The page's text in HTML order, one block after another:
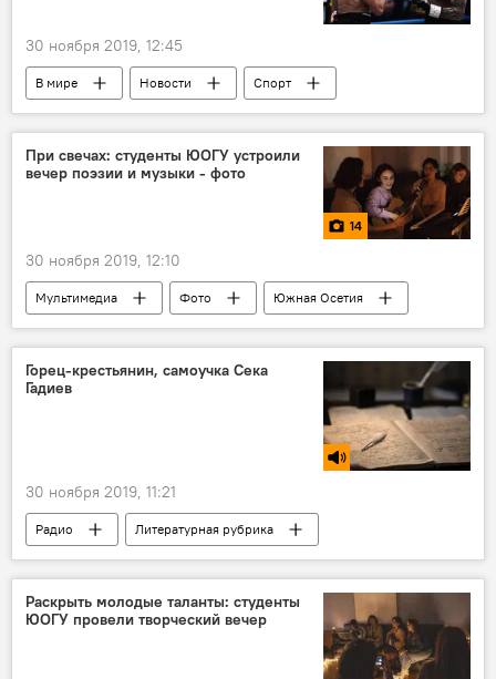
30 ноября 2019, 12:45
В мире Новости Спорт
При свечах: студенты ЮОГУ устроили
вечер поэзии и музыки - фото
14
30 ноября 2019, 12:10
Мультимедиа Фото Южная Осетия
Горец-крестьянин, самоучка Сека
Гадиев
30 ноября 2019, 11:21
Радио Литературная рубрика
Раскрыть молодые таланты: студенты
ЮОГУ провели творческий вечер